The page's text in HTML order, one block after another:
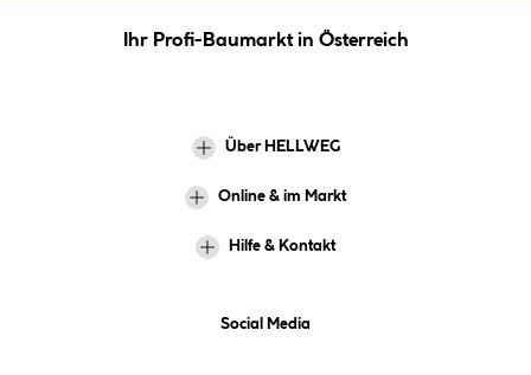
Ihr Profi-Baumarkt in Österreich
Über HELLWEG
Online & im Markt
Hilfe & Kontakt
Social Media